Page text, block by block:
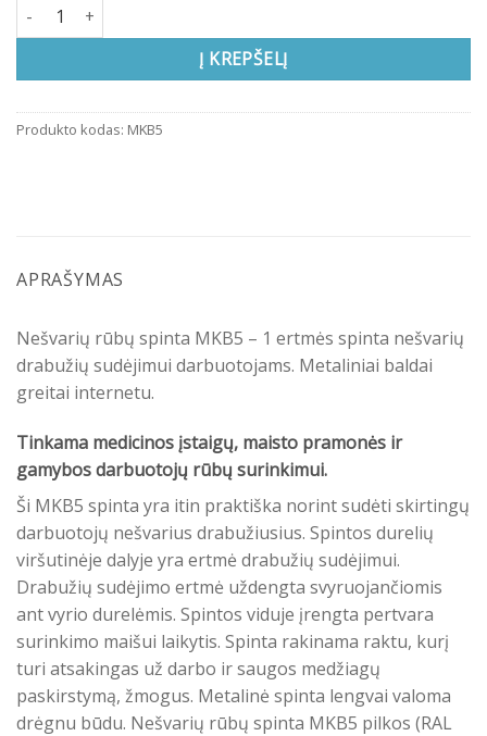
produkto kiekis: Nešvarių rūbų spinta MKB5
Į KREPŠELĮ
Produkto kodas: MKB5
APRAŠYMAS
Nešvarių rūbų spinta MKB5 – 1 ertmės spinta nešvarių
drabužių sudėjimui darbuotojams. Metaliniai baldai
greitai internetu.
Tinkama medicinos įstaigų, maisto pramonės ir
gamybos darbuotojų rūbų surinkimui.
Ši MKB5 spinta yra itin praktiška norint sudėti skirtingų
darbuotojų nešvarius drabužiusius. Spintos durelių
viršutinėje dalyje yra ertmė drabužių sudėjimui.
Drabužių sudėjimo ertmė uždengta svyruojančiomis
ant vyrio durelėmis. Spintos viduje įrengta pertvara
surinkimo maišui laikytis. Spinta rakinama raktu, kurį
turi atsakingas už darbo ir saugos medžiagų
paskirstymą, žmogus. Metalinė spinta lengvai valoma
drėgnu būdu. Nešvarių rūbų spinta MKB5 pilkos (RAL